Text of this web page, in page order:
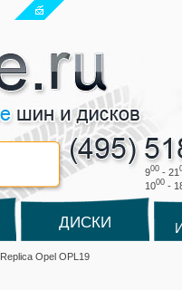
900 - 21
1000 -
ДИСКИ
Replica Opel OPL19